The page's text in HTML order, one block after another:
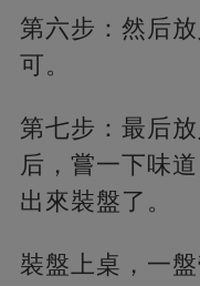
第六步：然后
可。
第七步：最后
后，嘗一下味
出來裝盤了。
裝盤上桌，一